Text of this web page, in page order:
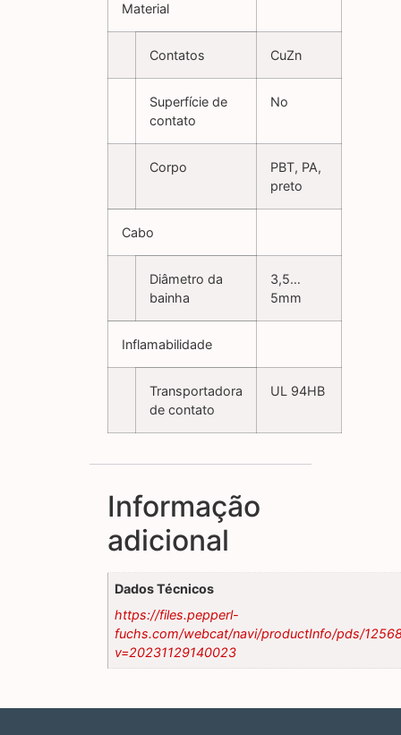
Material
Contatos CuZn
Superfície de
contato
No
Corpo
PBT, PA,
preto
Cabo
Diâmetro da
bainha
3,5…
5mm
Inflamabilidade
Transportadora
de contato
UL 94HB
Informação
adicional
Dados Técnicos
https://files.pepperl-
fuchs.com/webcat/navi/productInfo/pds/
v=20231129140023